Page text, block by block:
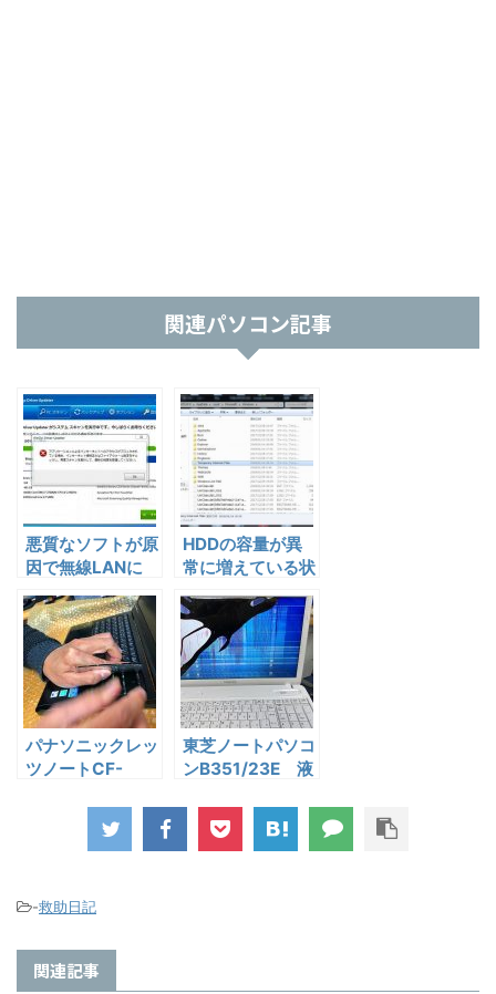
関連パソコン記事
悪質なソフトが原
因で無線LANに
No.11001
HDDの容量が異
常に増えている状
法
パナソニックレッ
ツノートCF-
東芝ノートパソコ
ンB351/23E 液
-救助日記
関連記事